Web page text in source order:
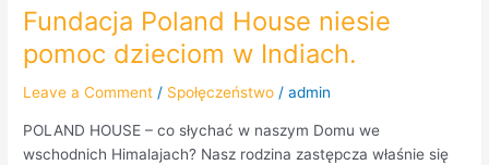
Fundacja Poland House niesie
pomoc dzieciom w Indiach.
Leave a Comment / Społęczeństwo /admin
POLAND HOUSE – co słychać w naszym Domu we
wschodnich Himalajach? Nasz rodzina zastępcza właśnie się